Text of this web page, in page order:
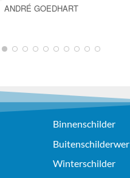
ANDRÉ GOEDHART
1 2 3 4 5 6 7 8 9 10
Binnenschilder
Buitenschilderwer
Winterschilder